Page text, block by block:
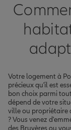
Votre logement à
précieux qu'il est
bon choix parmi
dépend de votre
ville ou propriétaire
? Vous venez
des Bruyères ou